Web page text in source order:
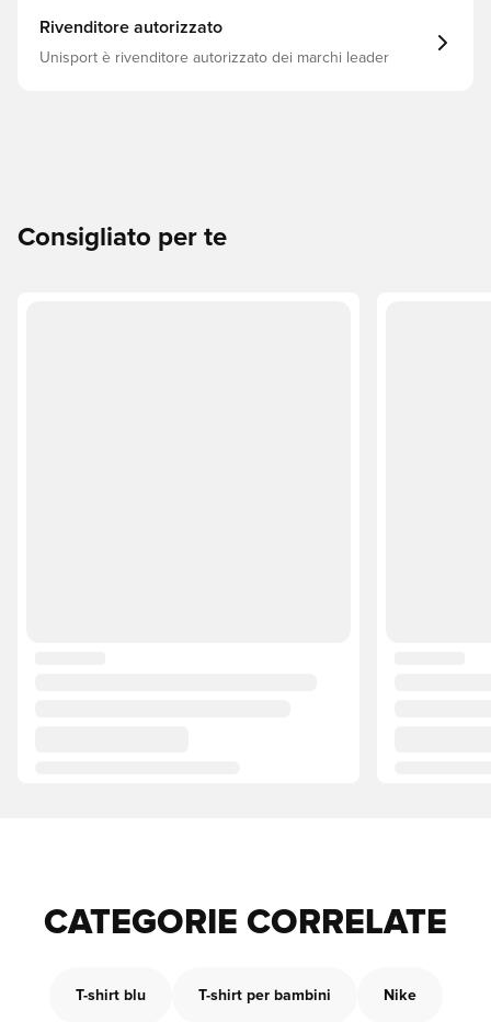
Rivenditore autorizzato
Unisport è rivenditore autorizzato dei marchi leader
Consigliato per te
CATEGORIE CORRELATE
T-shirt blu T-shirt per bambini Nike